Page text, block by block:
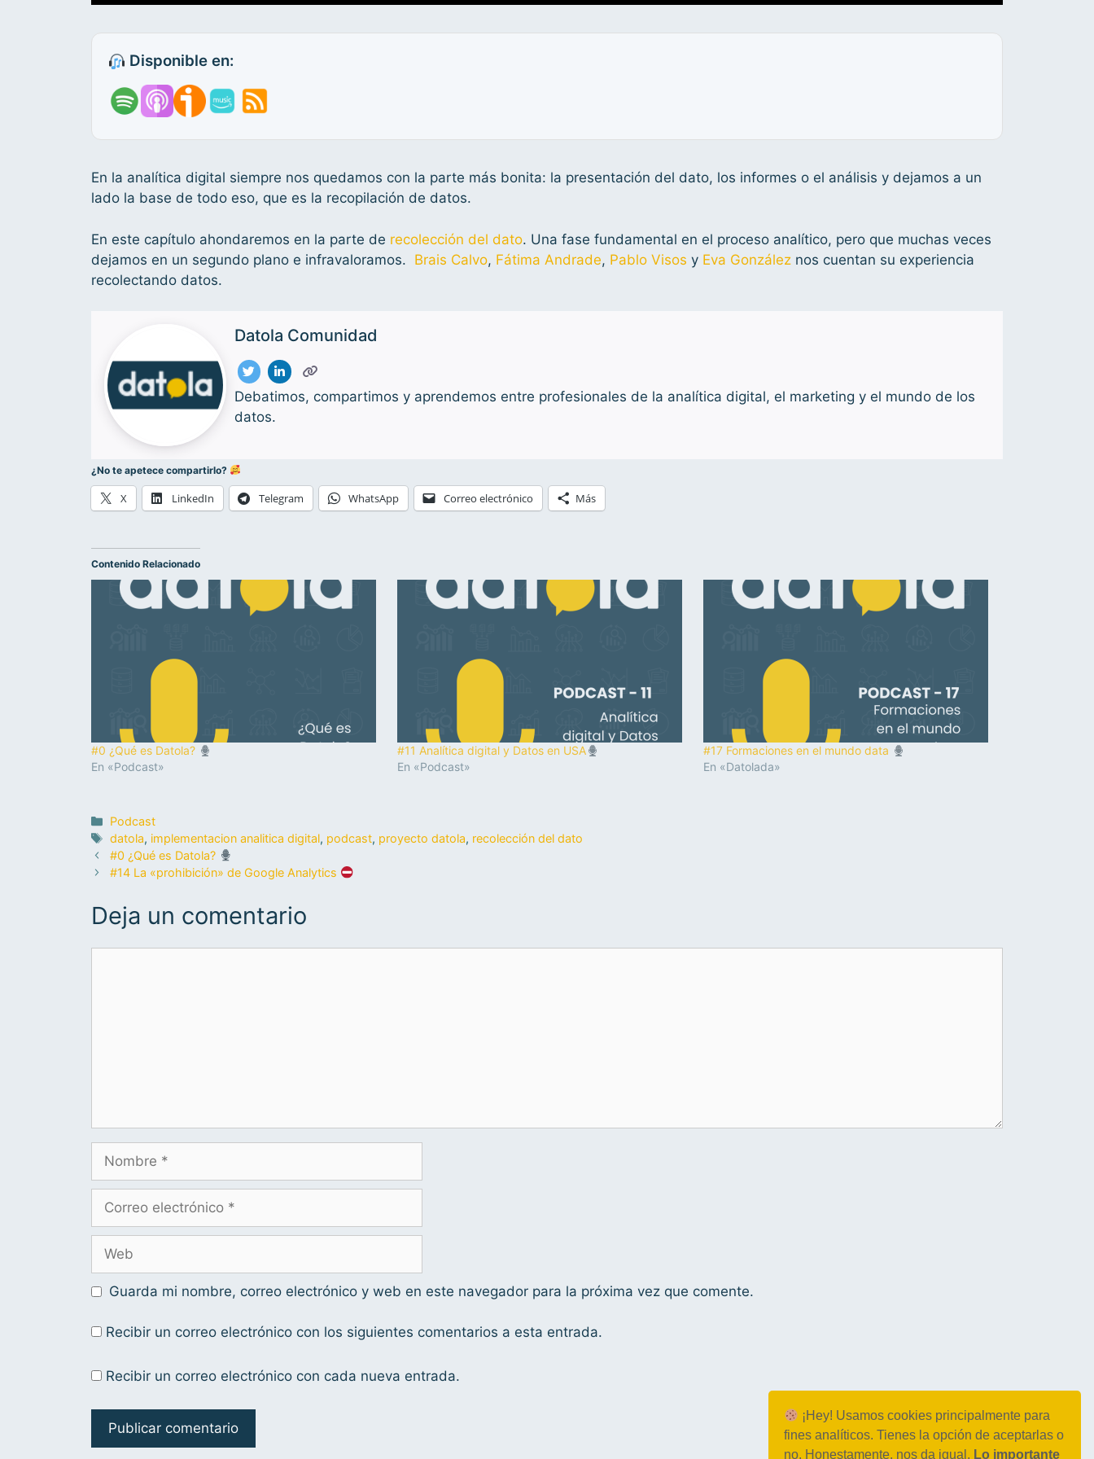
¡Hey! Usamos cookies principalmente para
fines analíticos. Tienes la opción de aceptarlas o
no. Honestamente, nos da igual. Lo importante
Disponible en:
En la analítica digital siempre nos quedamos con la parte más bonita: la presentación del dato, los informes o el análisis y dejamos a un
lado la base de todo eso, que es la recopilación de datos.
En este capítulo ahondaremos en la parte de recolección del dato. Una fase fundamental en el proceso analítico, pero que muchas veces
dejamos en un segundo plano e infravaloramos. Brais Calvo, Fátima Andrade, Pablo Visos y Eva González nos cuentan su experiencia
recolectando datos.
Datola Comunidad
Debatimos, compartimos y aprendemos entre profesionales de la analítica digital, el marketing y el mundo de los
datos.
¿No te apetece compartirlo?
X LinkedIn Telegram WhatsApp Correo electrónico Más
Contenido Relacionado
#0 ¿Qué es Datola?
En «Podcast»
#11 Analítica digital y Datos en USA
En «Podcast»
#17 Formaciones en el mundo data
En «Datolada»
Podcast
datola, implementacion analitica digital, podcast, proyecto datola, recolección del dato
#0 ¿Qué es Datola?
#14 La «prohibición» de Google Analytics
Deja un comentario
Guarda mi nombre, correo electrónico y web en este navegador para la próxima vez que comente.
Recibir un correo electrónico con los siguientes comentarios a esta entrada.
Recibir un correo electrónico con cada nueva entrada.